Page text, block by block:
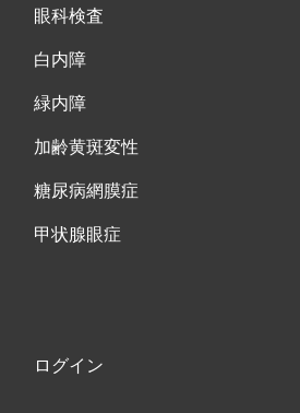
眼科検査
白内障
緑内障
加齢黄斑変性
糖尿病網膜症
甲状腺眼症
ログイン